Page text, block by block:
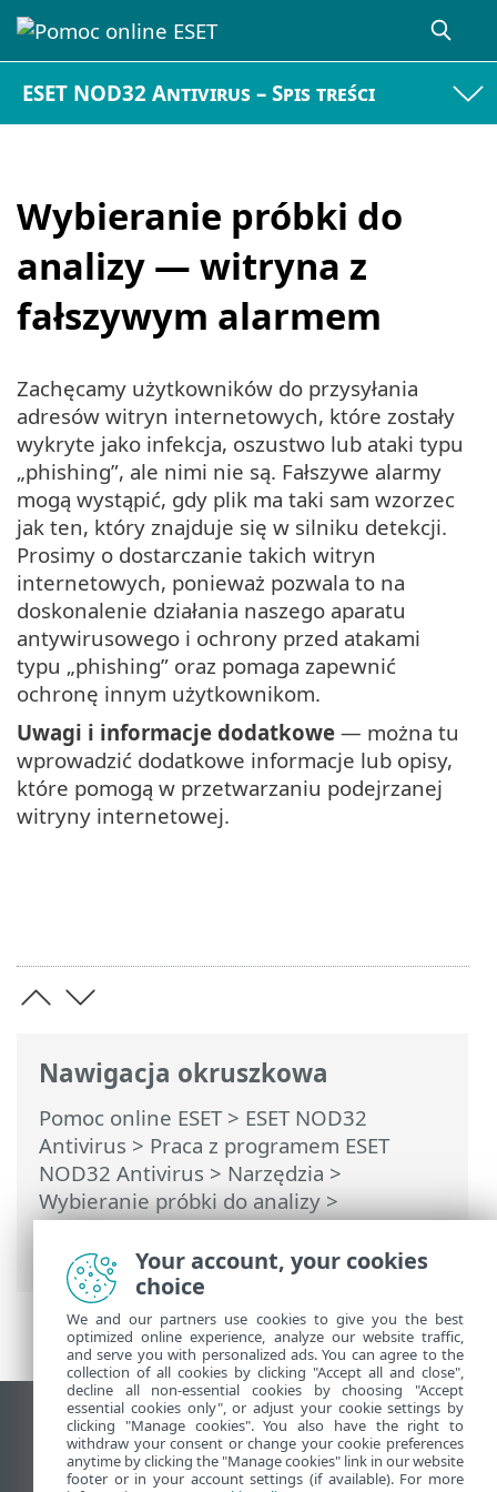
ESET NOD32 Antivirus – Spis treści
Wybieranie próbki do
analizy — witryna z
fałszywym alarmem
Nawigacja okruszkowa
Pomoc online ESET> ESET NOD32
Antivirus > Praca z programem ESET
NOD32 Antivirus > Narzędzia >
Wybieranie próbki do analizy>
Wybieranie próbki do analizy — witryna z
fałszywym alarmem
Zachęcamy użytkowników do przysyłania
adresów witryn internetowych, które zostały
wykryte jako infekcja, oszustwo lub ataki typu
„phishing”, ale nimi nie są. Fałszywe alarmy
mogą wystąpić, gdy plik ma taki sam wzorzec
jak ten, który znajduje się w silniku detekcji.
Prosimy o dostarczanie takich witryn
internetowych, ponieważ pozwala to na
doskonalenie działania naszego aparatu
antywirusowego i ochrony przed atakami
typu „phishing” oraz pomaga zapewnić
ochronę innym użytkownikom.
Uwagi i informacje dodatkowe — można tu
wprowadzić dodatkowe informacje lub opisy,
które pomogą w przetwarzaniu podejrzanej
witryny internetowej.
Wyświetl witrynę internetową dla
komputerów
End of Life
Your account, your cookies
choice
We and our partners use cookies to give you the best
optimized online experience, analyze our website traffic,
and serve you with personalized ads. You can agree to the
collection of all cookies by clicking "Accept all and close",
decline all non-essential cookies by choosing "Accept
essential cookies only", or adjust your cookie settings by
clicking "Manage cookies". You also have the right to
withdraw your consent or change your cookie preferences
anytime by clicking the "Manage cookies" link in our website
footer or in your account settings (if available). For more